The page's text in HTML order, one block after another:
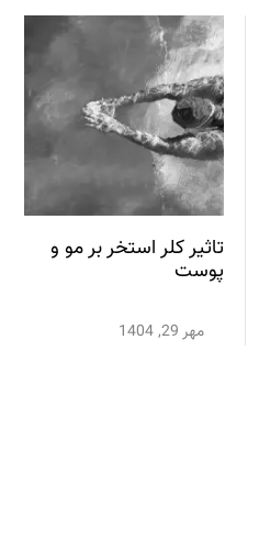
تاثیر کلر استخر بر مو و
پوست
مهر 29, 1404